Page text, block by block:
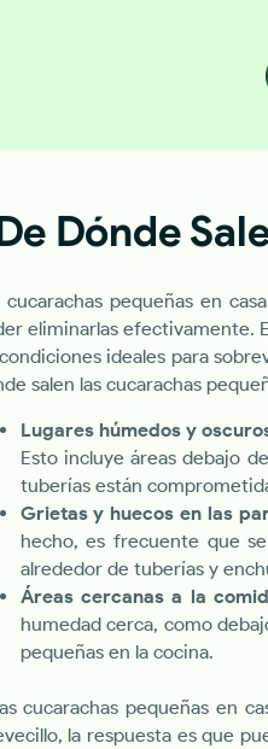
Dónde
cucarachas pequeñas en
eliminarlas efectivamente.
ideales para
salen las cucarachas
Lugares húmedos y
Esto incluye áreas debajo
tuberías están
Grietas y huecos en las
hecho, es frecuente que
alrededor de tuberías y
Áreas cercanas a la
humedad cerca, como
pequeñas en la cocina.
cucarachas pequeñas en
la respuesta es que